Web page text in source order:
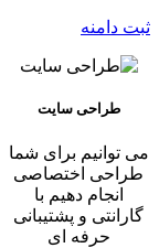
ثبت دامنه
طراحی سایت
می توانیم برای شما
طراحی اختصاصی
انجام دهیم با
گارانتی و پشتیبانی
حرفه ای